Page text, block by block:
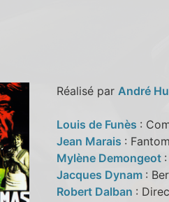
Réalisé par André
Louis de Funès :
Jean Marais :
Mylène Demongeot
Jacques Dynam :
Robert Dalban :